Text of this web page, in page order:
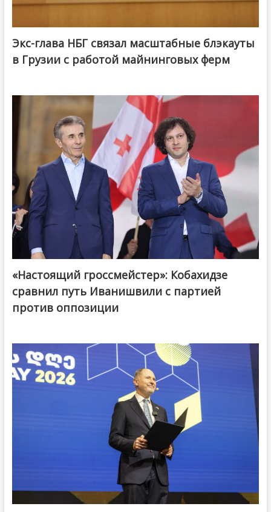
Экс-глава НБГ связал масштабные блэкауты
в Грузии с работой майнинговых ферм
@ქართული ოცნება / Georgian Dream
«Настоящий гроссмейстер»: Кобахидзе
сравнил путь Иванишвили с партией
против оппозиции